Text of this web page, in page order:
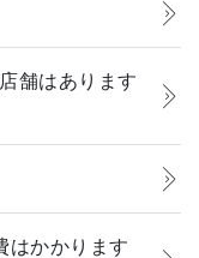
舗はあります
はかかります